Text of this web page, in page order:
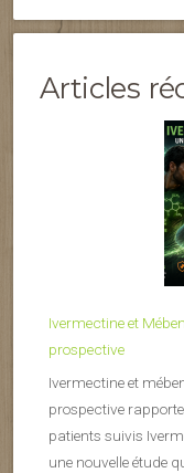
Articles
Ivermectine et
prospective
Ivermectine et
prospective
patients suivis
une nouvelle étude